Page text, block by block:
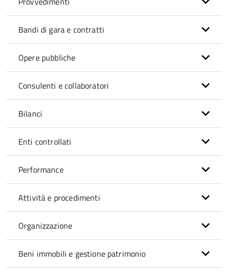
Bandi di gara e contratti
Opere pubbliche
Consulenti e collaboratori
Bilanci
Enti controllati
Performance
Attività e procedimenti
Organizzazione
Beni immobili e gestione patrimonio